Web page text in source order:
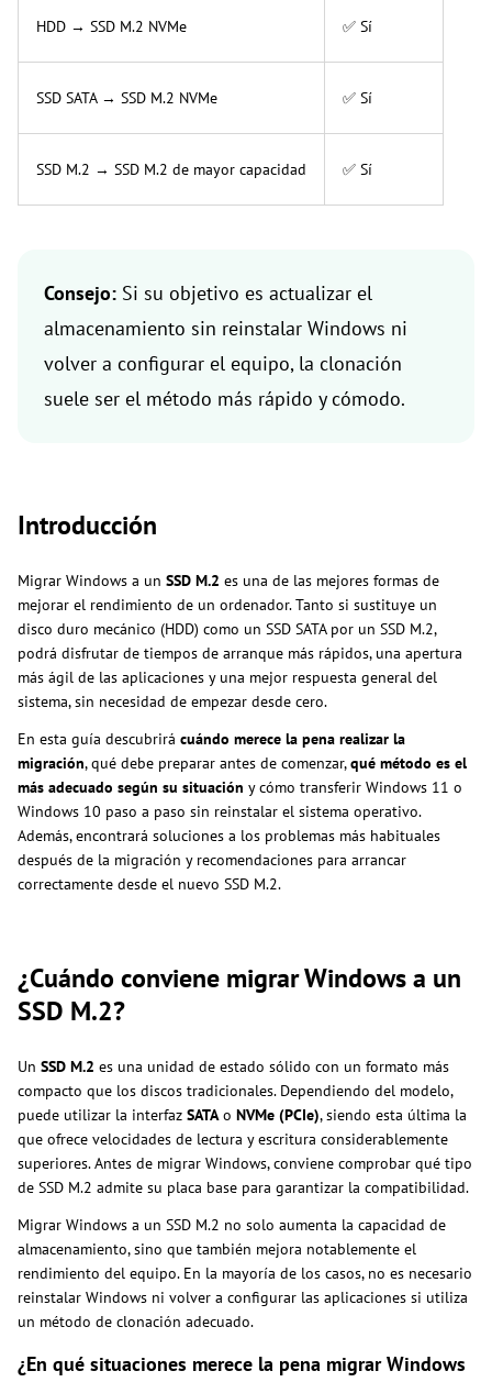
HDD → SSD M.2 NVMe ✅ Sí
SSD SATA → SSD M.2 NVMe ✅ Sí
SSD M.2 → SSD M.2 de mayor capacidad ✅ Sí
Consejo: Si su objetivo es actualizar el
almacenamiento sin reinstalar Windows ni
volver a configurar el equipo, la clonación
suele ser el método más rápido y cómodo.
Introducción
Migrar Windows a un SSD M.2 es una de las mejores formas de
mejorar el rendimiento de un ordenador. Tanto si sustituye un
disco duro mecánico (HDD) como un SSD SATA por un SSD M.2,
podrá disfrutar de tiempos de arranque más rápidos, una apertura
más ágil de las aplicaciones y una mejor respuesta general del
sistema, sin necesidad de empezar desde cero.
En esta guía descubrirá cuándo merece la pena realizar la
migración, qué debe preparar antes de comenzar,qué método es el
más adecuado según su situación y cómo transferir Windows 11 o
Windows 10 paso a paso sin reinstalar el sistema operativo.
Además, encontrará soluciones a los problemas más habituales
después de la migración y recomendaciones para arrancar
correctamente desde el nuevo SSD M.2.
¿Cuándo conviene migrar Windows a un
SSD M.2?
Un SSD M.2 es una unidad de estado sólido con un formato más
compacto que los discos tradicionales. Dependiendo del modelo,
puede utilizar la interfaz SATAo NVMe (PCIe), siendo esta última la
que ofrece velocidades de lectura y escritura considerablemente
superiores. Antes de migrar Windows, conviene comprobar qué tipo
de SSD M.2 admite su placa base para garantizar la compatibilidad.
Migrar Windows a un SSD M.2 no solo aumenta la capacidad de
almacenamiento, sino que también mejora notablemente el
rendimiento del equipo. En la mayoría de los casos, no es necesario
reinstalar Windows ni volver a configurar las aplicaciones si utiliza
un método de clonación adecuado.
¿En qué situaciones merece la pena migrar Windows